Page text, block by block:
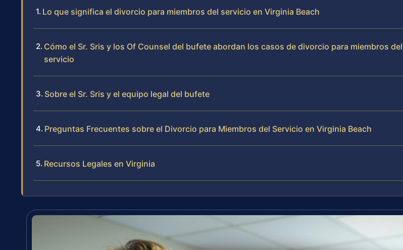
Lo que significa el divorcio para miembros del servicio en Virginia Beach
Cómo el Sr. Sris y los Of Counsel del bufete abordan los casos de divorcio para miembros del
servicio
Sobre el Sr. Sris y el equipo legal del bufete
Preguntas Frecuentes sobre el Divorcio para Miembros del Servicio en Virginia Beach
Recursos Legales en Virginia